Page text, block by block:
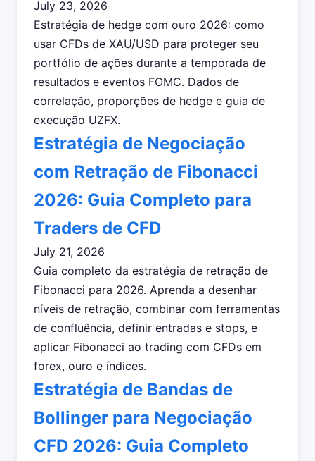
July 23, 2026
Estratégia de hedge com ouro 2026: como
usar CFDs de XAU/USD para proteger seu
portfólio de ações durante a temporada de
resultados e eventos FOMC. Dados de
correlação, proporções de hedge e guia de
execução UZFX.
Estratégia de Negociação
com Retração de Fibonacci
2026: Guia Completo para
Traders de CFD
July 21, 2026
Guia completo da estratégia de retração de
Fibonacci para 2026. Aprenda a desenhar
níveis de retração, combinar com ferramentas
de confluência, definir entradas e stops, e
aplicar Fibonacci ao trading com CFDs em
forex, ouro e índices.
Estratégia de Bandas de
Bollinger para Negociação
CFD 2026: Guia Completo